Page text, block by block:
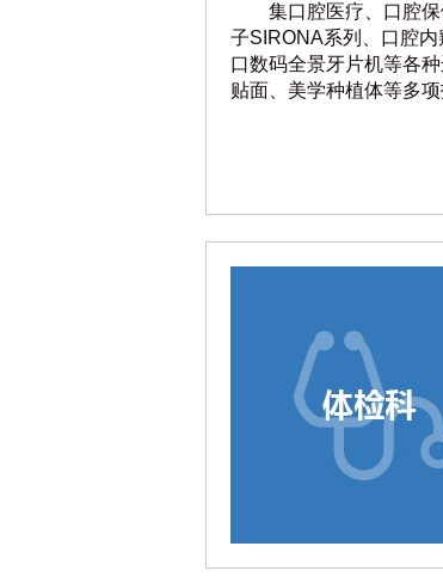
集口腔医疗、口腔
子SIRONA系列、口腔
口数码全景牙片机等各
贴面、美学种植体等多